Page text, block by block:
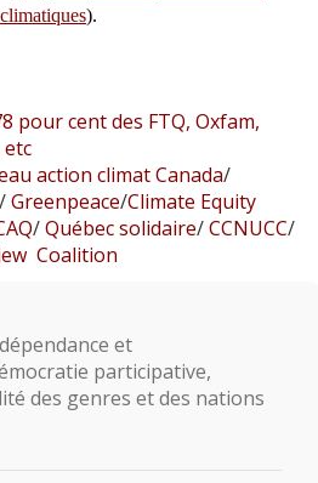
).
pour cent des FTQ, Oxfam,
etc
action climat Canada/
/Greenpeace/Climate Equity
/Québec solidaire/CCNUCC/
Coalition
et
participative,
des genres et des nations